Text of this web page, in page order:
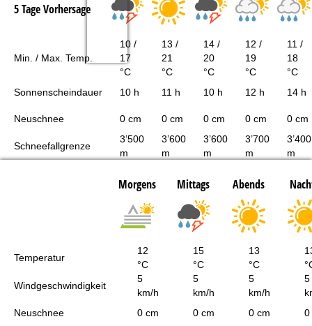
5 Tage Vorhersage
Min. / Max. Temp.
10 /
17
°C
13 /
21
°C
14 /
20
°C
12 /
19
°C
11 /
18
°C
Sonnenscheindauer
10 h 11 h 10 h 12 h 14 h
Neuschnee 0 cm 0 cm 0 cm 0 cm 0 cm
Schneefallgrenze
3’500
m
3’600
m
3’600
m
3’700
m
3’400
m
Morgens Mittags Abends
Temperatur
12
°C
15
°C
13
°C
Windgeschwindigkeit
5
km/h
5
km/h
5
km/h
5
Neuschnee
0 cm 0 cm 0 cm 0